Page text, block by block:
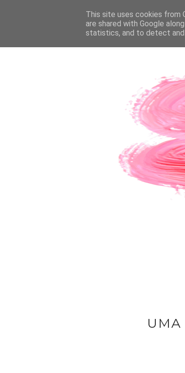
PÁGINA INICIAL SOBRE A
UMA
This site uses cookies from
are shared with Google
statistics, and to detect and